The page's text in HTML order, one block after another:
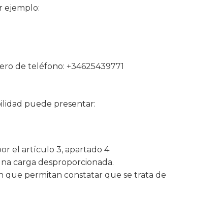
ejemplo:
de teléfono: +34625439771
puede presentar:
el artículo 3, apartado 4
carga desproporcionada.
que permitan constatar que se trata de